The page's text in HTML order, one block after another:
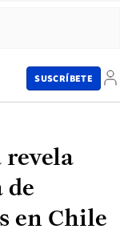
SUSCRÍBETE
de
en Chile